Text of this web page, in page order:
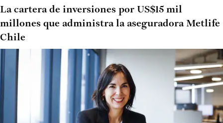
La cartera de inversiones por US$15 mil
millones que administra la aseguradora Metlife
Chile